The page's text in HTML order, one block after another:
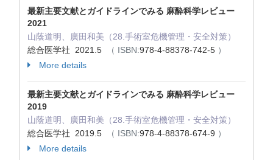
最新主要文献とガイドラインでみる 麻酔科学レビュー
2021
山蔭道明、廣田和美（28.手術室危機管理・安全対策）
総合医学社 2021.5
（ ISBN:978-4-88378-742-5 ）
More details
最新主要文献とガイドラインでみる 麻酔科学レビュー
2019
山蔭道明、廣田和美（28.手術室危機管理・安全対策）
総合医学社 2019.5
（ ISBN:978-4-88378-674-9 ）
More details